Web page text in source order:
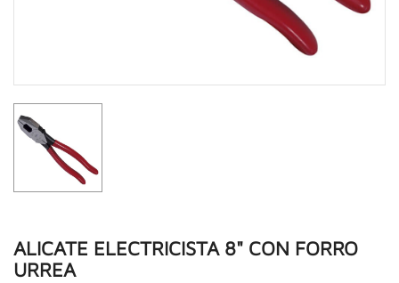
ALICATE ELECTRICISTA 8" CON FORRO
URREA